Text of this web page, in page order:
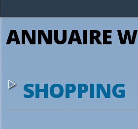
ANNUAIRE
SHOPPING